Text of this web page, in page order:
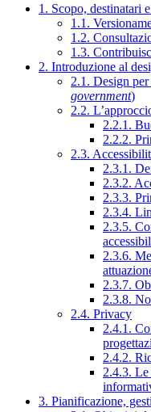
1. Scopo, destinatari
1.1.
1.2.
1.3.
2. Introduzione al
2.1. Design
government)
2.2.
2.2.1.
2.2.2.
2.3.
2.3.1.
2.3.2.
2.3.3.
2.3.4.
2.3.5.
2.3.6.
2.3.7.
2.3.8.
2.4. Privacy
2.4.1.
2.4.2.
2.4.3. Le
3. Pianificazione,